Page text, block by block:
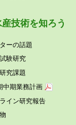
技術を知ろう
ーの話題
験研究
究課題
中期業務計画
イン研究報告